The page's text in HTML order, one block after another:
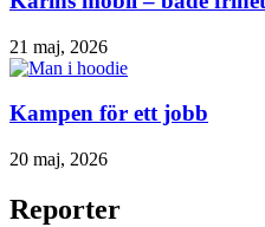
21 maj, 2026
Kampen för ett jobb
20 maj, 2026
Reporter